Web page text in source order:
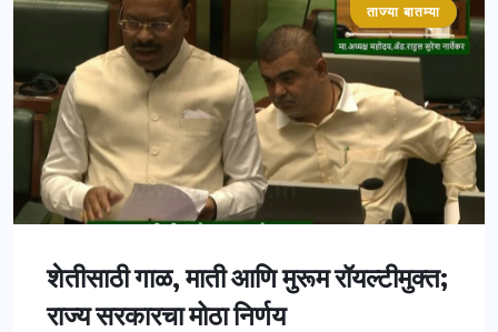
महाराष्ट्र
ताज्या बातम्या
शेतीसाठी गाळ, माती आणि मुरूम रॉयल्टीमुक्त;
राज्य सरकारचा मोठा निर्णय